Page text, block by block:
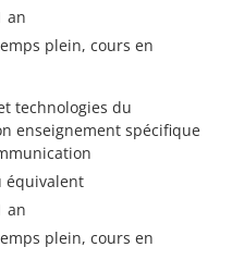
an
plein, cours en
technologies du
enseignement spécifique
équivalent
an
plein, cours en